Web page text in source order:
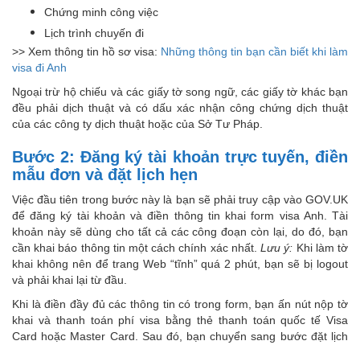
Chứng minh công việc
Lịch trình chuyến đi
>> Xem thông tin hồ sơ visa: Những thông tin bạn cần biết khi làm
visa đi Anh
Ngoại trừ hộ chiếu và các giấy tờ song ngữ, các giấy tờ khác bạn
đều phải dịch thuật và có dấu xác nhận công chứng dịch thuật
của các công ty dịch thuật hoặc của Sở Tư Pháp.
Bước 2: Đăng ký tài khoản trực tuyến, điền
mẫu đơn và đặt lịch hẹn
Việc đầu tiên trong bước này là bạn sẽ phải truy cập vào GOV.UK
để đăng ký tài khoản và điền thông tin khai form visa Anh. Tài
khoản này sẽ dùng cho tất cả các công đoạn còn lại, do đó, bạn
cần khai báo thông tin một cách chính xác nhất.Lưu ý: Khi làm tờ
khai không nên để trang Web “tĩnh” quá 2 phút, bạn sẽ bị logout
và phải khai lại từ đầu.
Khi là điền đầy đủ các thông tin có trong form, bạn ấn nút nộp tờ
khai và thanh toán phí visa bằng thẻ thanh toán quốc tế Visa
Card hoặc Master Card. Sau đó, bạn chuyển sang bước đặt lịch